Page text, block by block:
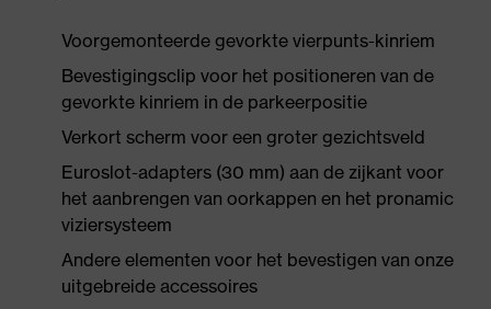
Voorgemonteerde gevorkte vierpunts-kinriem
Bevestigingsclip voor het positioneren van de
gevorkte kinriem in de parkeerpositie
Verkort scherm voor een groter gezichtsveld
Euroslot-adapters (30 mm) aan de zijkant voor
het aanbrengen van oorkappen en het pronamic
viziersysteem
Andere elementen voor het bevestigen van onze
uitgebreide accessoires